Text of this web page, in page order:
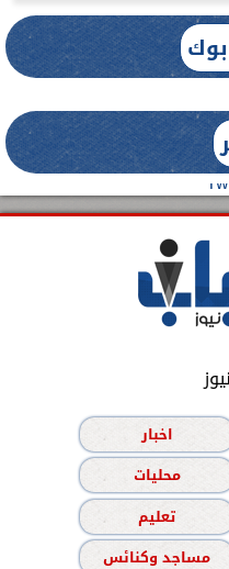
اخبار
محليات
تعليم
مساجد وكنائس